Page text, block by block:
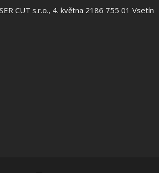
CUT s.r.o., 4. května 2186 755 01 Vsetín